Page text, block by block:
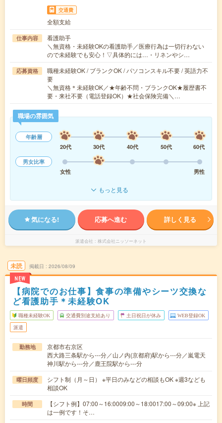
交通費
全額支給
仕事内容
看護助手
＼無資格・未経験OKの看護助手／医療行為は一切行わない
ので未経験でも安心！▽具体的には…・リネンやシ…
応募資格
職種未経験OK / ブランクOK / パソコンスキル不要 / 英語力不
要
＼無資格＊未経験OK／★年齢不問・ブランクOK★履歴書不
要・来社不要（電話登録OK）★社会保険完備＼…
職場の雰囲気
年齢層
20代
30代 40代 50代
60代
男女比率
女性
男性
もっと見る
気になる! 応募へ進む 詳しく見る
派遣会社 株式会社ニッソーネット
未読
NEW
掲載日 2026/08/09
【病院でのお仕事】食事の準備やシーツ交換な
ど看護助手＊未経験OK
職種未経験OK 交通費別途支給あり 土日祝日が休み WEB登録OK
派遣
勤務地
京都市右京区
西大路三条駅から---分／山ノ内(京都府)駅から---分／嵐電天
神川駅から---分／鹿王院駅から---分
曜日頻度
シフト制（月～日） ※平日のみなどの相談もOK ※週3なども
相談OK
時間
【シフト例】07:00～16:0009:00～18:0017:00～09:00※ 上記
は一例です！そ…